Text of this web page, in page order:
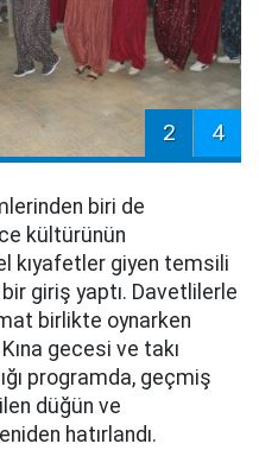
2 4
biri de
kültürünün
kıyafetler giyen temsili
giriş yaptı. Davetlilerle
birlikte oynarken
gecesi ve takı
programda, geçmiş
düğün ve
hatırlandı.